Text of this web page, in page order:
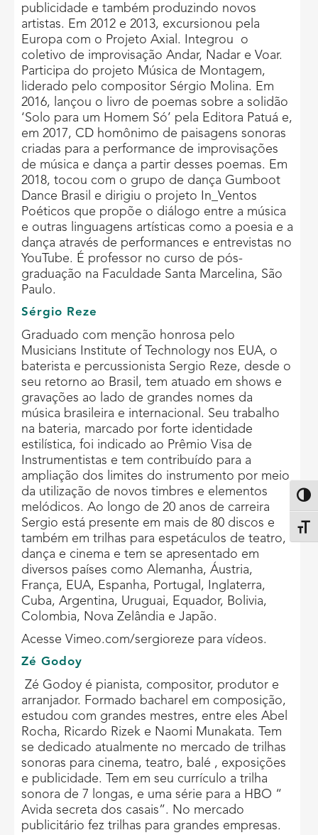
publicidade e também produzindo novos
artistas. Em 2012 e 2013, excursionou pela
Europa com o Projeto Axial. Integrou o
coletivo de improvisação Andar, Nadar e Voar.
Participa do projeto Música de Montagem,
liderado pelo compositor Sérgio Molina. Em
2016, lançou o livro de poemas sobre a solidão
‘Solo para um Homem Só’ pela Editora Patuá e,
em 2017, CD homônimo de paisagens sonoras
criadas para a performance de improvisações
de música e dança a partir desses poemas. Em
2018, tocou com o grupo de dança Gumboot
Dance Brasil e dirigiu o projeto In_Ventos
Poéticos que propõe o diálogo entre a música
e outras linguagens artísticas como a poesia e a
dança através de performances e entrevistas no
YouTube. É professor no curso de pós-
graduação na Faculdade Santa Marcelina, São
Paulo.
Sérgio Reze
Graduado com menção honrosa pelo
Musicians Institute of Technology nos EUA, o
baterista e percussionista Sergio Reze, desde o
seu retorno ao Brasil, tem atuado em shows e
gravações ao lado de grandes nomes da
música brasileira e internacional. Seu trabalho
na bateria, marcado por forte identidade
estilística, foi indicado ao Prêmio Visa de
Instrumentistas e tem contribuído para a
ampliação dos limites do instrumento por meio
da utilização de novos timbres e elementos
melódicos. Ao longo de 20 anos de carreira
Sergio está presente em mais de 80 discos e
também em trilhas para espetáculos de teatro,
dança e cinema e tem se apresentado em
diversos países como Alemanha, Áustria,
França, EUA, Espanha, Portugal, Inglaterra,
Cuba, Argentina, Uruguai, Equador, Bolivia,
Colombia, Nova Zelândia e Japão.
Acesse Vimeo.com/sergioreze para vídeos.
Zé Godoy
Zé Godoy é pianista, compositor, produtor e
arranjador. Formado bacharel em composição,
estudou com grandes mestres, entre eles Abel
Rocha, Ricardo Rizek e Naomi Munakata. Tem
se dedicado atualmente no mercado de trilhas
sonoras para cinema, teatro, balé , exposições
e publicidade. Tem em seu currículo a trilha
sonora de 7 longas, e uma série para a HBO “
Avida secreta dos casais”. No mercado
publicitário fez trilhas para grandes empresas.